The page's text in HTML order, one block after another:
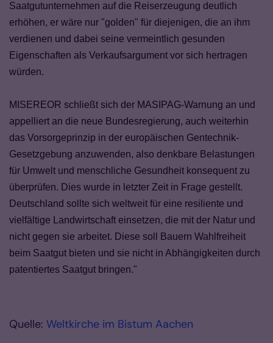
Saatgutunternehmen auf die Reiserzeugung deutlich
erhöhen, er wäre nur "golden" für diejenigen, die an ihm
verdienen und dabei seine vermeintlich gesunden
Eigenschaften als Verkaufsargument vor sich hertragen
würden.
MISEREOR schließt sich der MASIPAG-Warnung an und
appelliert an die neue Bundesregierung, auch weiterhin
das Vorsorgeprinzip in der europäischen Gentechnik-
Gesetzgebung anzuwenden, also denkbare Belastungen
für Umwelt und menschliche Gesundheit konsequent zu
überprüfen. Dies wurde in letzter Zeit in Frage gestellt.
Deutschland sollte sich weltweit für eine resiliente und
vielfältige Landwirtschaft einsetzen, die mit der Natur und
nicht gegen sie arbeitet. Diese soll Bauern Wahlfreiheit
beim Saatgut bieten und sie nicht in Abhängigkeiten durch
patentiertes Saatgut bringen."
Quelle: Weltkirche im Bistum Aachen